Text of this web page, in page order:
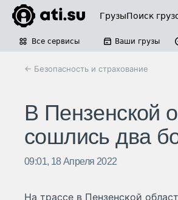
ГрузыПоиск
Все сервисы Ваши грузы
← Безопасность и страхование
В Пензенской
сошлись два
09:01, 18 Апреля 2022
На трассе в Пензенской